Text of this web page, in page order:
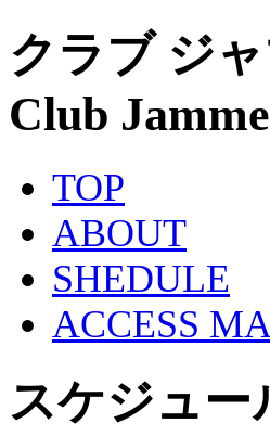
クラブ ジ
Club
TOP
ABOUT
SHEDULE
ACCESS
スケジュー